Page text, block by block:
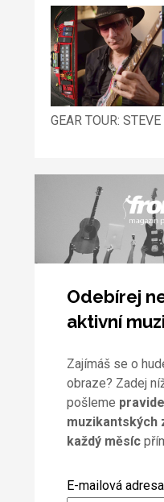
GEAR TOUR:
Odebírej
aktivní
Zajímáš se o
obraze? Zadej
pošleme
muzikantských
každý měsíc
E-mailová adresa